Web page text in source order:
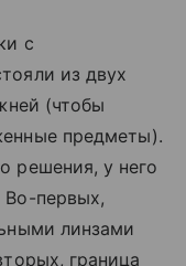
с
из двух
(чтобы
предметы).
решения, у него
Во-первых,
линзами
граница